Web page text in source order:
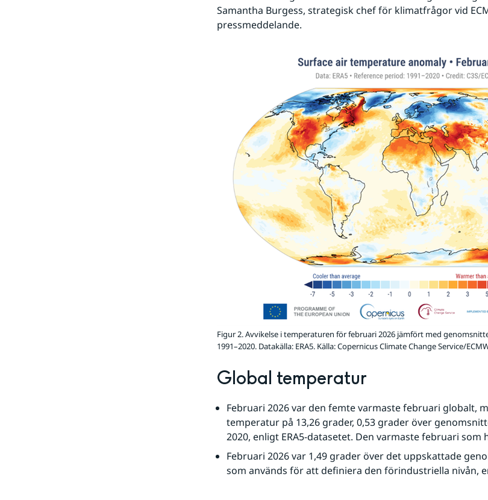
Samantha Burgess, strategisk chef för klimatfrågor vid
pressmeddelande.
Figur 2. Avvikelse i temperaturen för februari 2026 jämfört med
1991–2020. Datakälla: ERA5. Källa: Copernicus Climate Change Service/
Global temperatur
Februari 2026 var den femte varmaste februari globalt,
temperatur på 13,26 grader, 0,53 grader över
2020, enligt ERA5-datasetet. Den varmaste februari som
Februari 2026 var 1,49 grader över det uppskattade
som används för att definiera den förindustriella nivån,